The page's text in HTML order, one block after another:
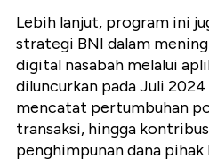
Lebih lanjut, program ini
strategi BNI dalam
digital nasabah melalui
diluncurkan pada Juli
mencatat pertumbuhan
transaksi, hingga
penghimpunan dana pihak